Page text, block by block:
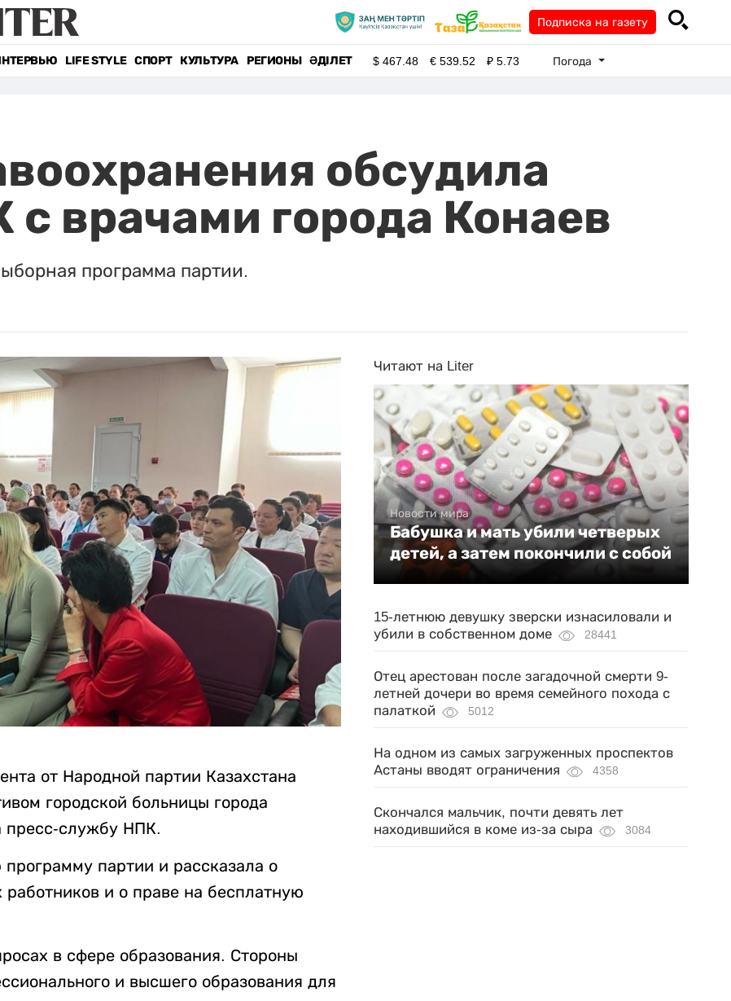
Подписка на газету
LIFE STYLE СПОРТ КУЛЬТУРА РЕГИОНЫ ӘДІЛЕТ $467.48 €539.52 ₽5.73 Погода
обсудила
врачами города Конаев
программа партии.
от Народной партии Казахстана
городской больницы города
пресс-службу НПК.
партии и рассказала о
и о праве на бесплатную
в сфере образования. Стороны
и высшего образования для
Читают на Liter
Новости мира
Бабушка и мать убили четверых
детей, а затем покончили с собой
15-летнюю девушку зверски изнасиловали и
убили в собственном доме
28441
Отец арестован после загадочной смерти 9-
летней дочери во время семейного похода с
палаткой
5012
На одном из самых загруженных проспектов
Астаны вводят ограничения
4358
Скончался мальчик, почти девять лет
находившийся в коме из-за сыра
3084